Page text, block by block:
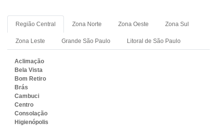
Região Central Zona Norte Zona Oeste Zona Sul
Zona Leste Grande São Paulo Litoral de São Paulo
Aclimação
Bela Vista
Bom Retiro
Brás
Cambuci
Centro
Consolação
Higienópolis